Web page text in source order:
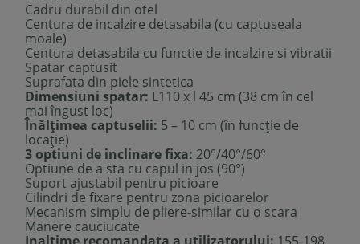
Cadru durabil din otel
Centura de incalzire detasabila (cu captuseala
moale)
Centura detasabila cu functie de incalzire si vibratii
Spatar captusit
Suprafata din piele sintetica
Dimensiuni spatar: L110 x l 45 cm (38 cm în cel
mai îngust loc)
Înălțimea captuselii: 5 – 10 cm (în funcție de
locație)
3 optiuni de inclinare fixa: 20°/40°/60°
Optiune de a sta cu capul in jos (90°)
Suport ajustabil pentru picioare
Cilindri de fixare pentru zona picioarelor
Mecanism simplu de pliere-similar cu o scara
Manere cauciucate